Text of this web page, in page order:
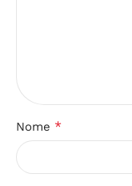
Nome *